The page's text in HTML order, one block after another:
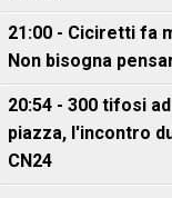
21:00 - Ciciretti fa
Non bisogna
20:54 - 300 tifosi
piazza, l'incontro
CN24